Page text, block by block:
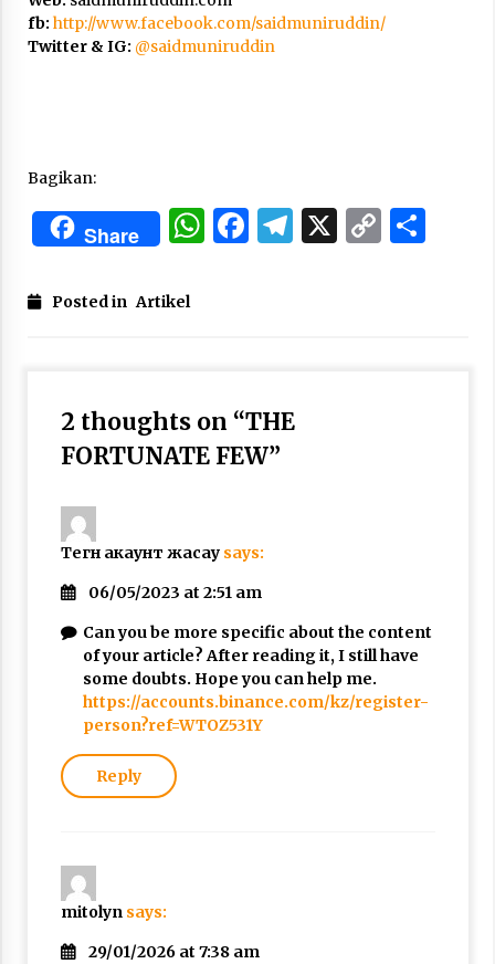
fb: http://www.facebook.com/saidmuniruddin/
Twitter & IG: @saidmuniruddin
Bagikan:
Share WhatsApp
Facebook
Telegram
X Copy
Posted in Artikel
2 thoughts on “THE
FORTUNATE FEW”
Тегн акаунт жасау says:
06/05/2023 at 2:51 am
Can you be more specific about the content
of your article? After reading it, I still have
some doubts. Hope you can help me.
https://accounts.binance.com/kz/register-
person?ref=WTOZ531Y
Reply
mitolyn says:
29/01/2026 at 7:38 am